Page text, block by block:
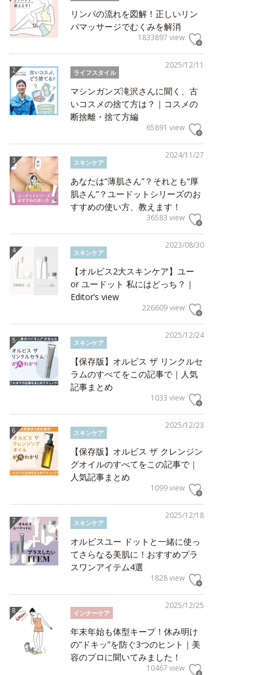
リンパの流れを図解！正しいリン
パマッサージでむくみを解消
1833897 view
2025/12/11
ライフスタイル
マシンガンズ滝沢さんに聞く、古
いコスメの捨て方は？｜コスメの
断捨離・捨て方編
65891 view
2024/11/27
スキンケア
あなたは“薄肌さん”？それとも“厚
肌さん”？ユードットシリーズのお
すすめの使い方、教えます！
36583 view
2023/08/30
スキンケア
【オルビス2大スキンケア】ユー
or ユードット 私にはどっち？｜
Editor’s view
226609 view
2025/12/24
スキンケア
【保存版】オルビス ザ リンクルセ
ラムのすべてをこの記事で｜人気
記事まとめ
1033 view
2025/12/23
スキンケア
【保存版】オルビス ザ クレンジン
グオイルのすべてをこの記事で｜
人気記事まとめ
1099 view
2025/12/18
スキンケア
オルビスユー ドットと一緒に使っ
てさらなる美肌に！おすすめプラ
スワンアイテム4選
1828 view
2025/12/25
インナーケア
年末年始も体型キープ！休み明け
の“ドキッ”を防ぐ3つのヒント｜美
容のプロに聞いてみました！
10467 view